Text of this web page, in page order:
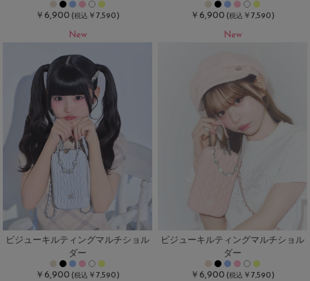
￥6,900 (税込 ￥7,590) ￥6,900 (税込 ￥7,590)
New
ビジューキルティングマルチショル
ダー
￥6,900 (税込 ￥7,590)
New
ビジューキルティングマルチショル
ダー
￥6,900 (税込 ￥7,590)